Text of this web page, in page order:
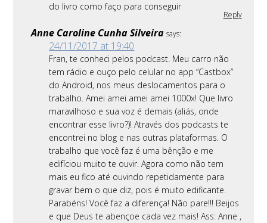
do livro como faço para conseguir
Reply
Anne Caroline Cunha Silveira says:
24/11/2017 at 19:40
Fran, te conheci pelos podcast. Meu carro não
tem rádio e ouço pelo celular no app “Castbox”
do Android, nos meus deslocamentos para o
trabalho. Amei amei amei amei 1000x! Que livro
maravilhoso e sua voz é demais (aliás, onde
encontrar esse livro?)! Através dos podcasts te
encontrei no blog e nas outras plataformas. O
trabalho que você faz é uma bênção e me
edifíciou muito te ouvir. Agora como não tem
mais eu fico até ouvindo repetidamente para
gravar bem o que diz, pois é muito edificante.
Parabéns! Você faz a diferença! Não pare!!! Beijos
e que Deus te abençoe cada vez mais! Ass: Anne ,